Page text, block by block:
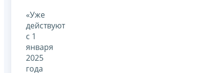
«Уже
действуют
с 1
января
2025
года